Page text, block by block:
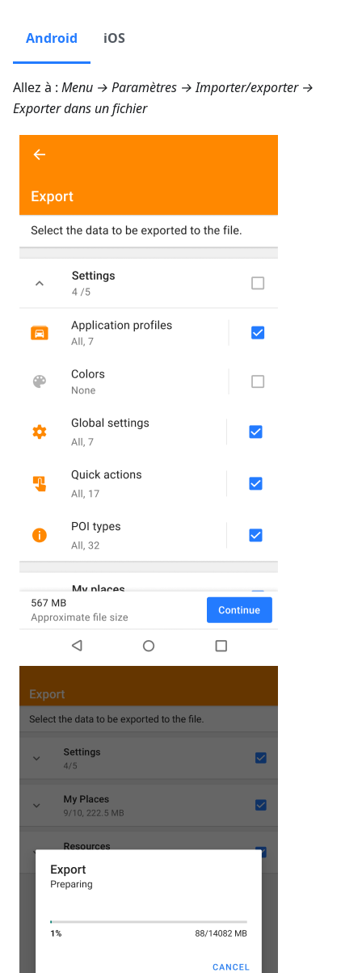
Android iOS
Allez à : Menu → Paramètres → Importer/exporter →
Exporter dans un fichier